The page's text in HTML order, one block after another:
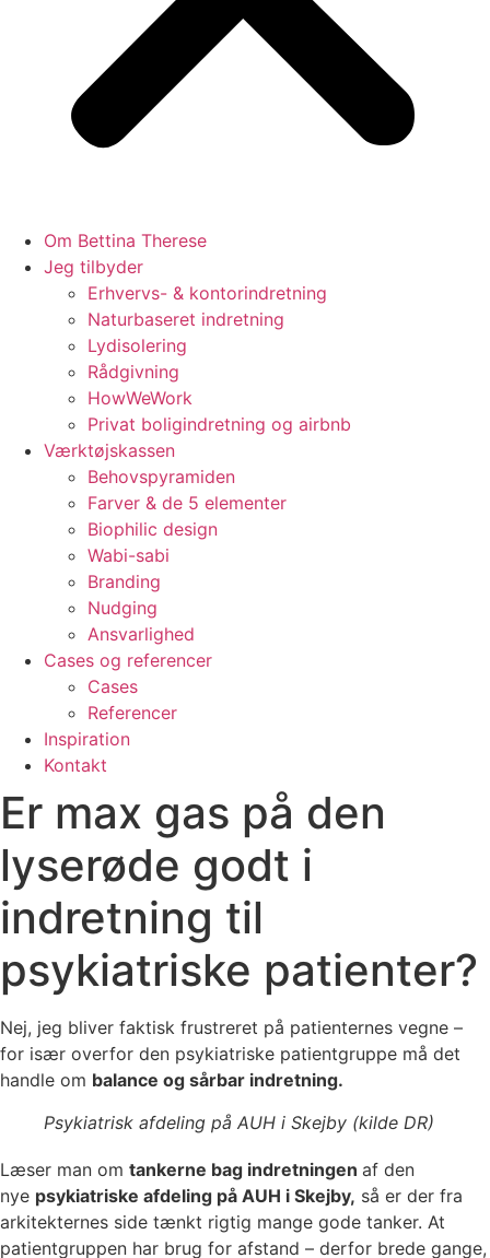
Om Bettina Therese
Jeg tilbyder
Erhvervs- & kontorindretning
Naturbaseret indretning
Lydisolering
Rådgivning
HowWeWork
Privat boligindretning og airbnb
Værktøjskassen
Behovspyramiden
Farver & de 5 elementer
Biophilic design
Wabi-sabi
Branding
Nudging
Ansvarlighed
Cases og referencer
Cases
Referencer
Inspiration
Kontakt
Er max gas på den
lyserøde godt i
indretning til
psykiatriske patienter?
Nej, jeg bliver faktisk frustreret på patienternes vegne –
for især overfor den psykiatriske patientgruppe må det
handle om balance og sårbar indretning.
Psykiatrisk afdeling på AUH i Skejby (kilde DR)
Læser man om tankerne bag indretningen af den
nye psykiatriske afdeling på AUH i Skejby, så er der fra
arkitekternes side tænkt rigtig mange gode tanker. At
patientgruppen har brug for afstand – derfor brede gange,